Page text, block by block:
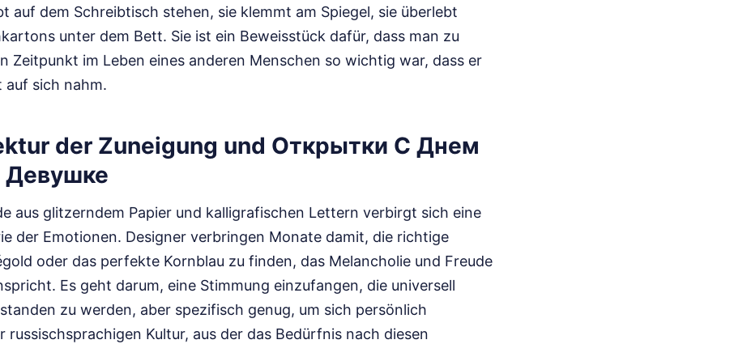
auf dem Schreibtisch stehen, sie klemmt am Spiegel, sie überlebt
unter dem Bett. Sie ist ein Beweisstück dafür, dass man zu
Zeitpunkt im Leben eines anderen Menschen so wichtig war, dass er
auf sich nahm.
der Zuneigung und Открытки С Днем
aus glitzerndem Papier und kalligrafischen Lettern verbirgt sich eine
der Emotionen. Designer verbringen Monate damit, die richtige
oder das perfekte Kornblau zu finden, das Melancholie und Freude
Es geht darum, eine Stimmung einzufangen, die universell
zu werden, aber spezifisch genug, um sich persönlich
russischsprachigen Kultur, aus der das Bedürfnis nach diesen